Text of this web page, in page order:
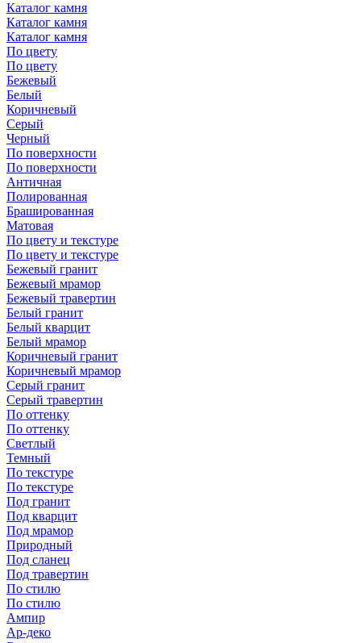
Каталог камня
Каталог камня
Каталог камня
По цвету
По цвету
Бежевый
Белый
Коричневый
Серый
Черный
По поверхности
По поверхности
Античная
Полированная
Брашированная
Матовая
По цвету и текстуре
По цвету и текстуре
Бежевый гранит
Бежевый мрамор
Бежевый травертин
Белый гранит
Белый кварцит
Белый мрамор
Коричневый гранит
Коричневый мрамор
Серый гранит
Серый травертин
По оттенку
По оттенку
Светлый
Темный
По текстуре
По текстуре
Под гранит
Под кварцит
Под мрамор
Природный
Под сланец
Под травертин
По стилю
По стилю
Ампир
Ар-деко